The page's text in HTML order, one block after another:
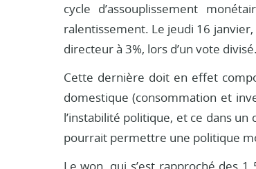
cycle d’assouplissement
ralentissement. Le jeudi 16
directeur à 3%, lors d’un vote divisé.
Cette dernière doit en effet
domestique (consommation et
l’instabilité politique, et ce dans
pourrait permettre une politique